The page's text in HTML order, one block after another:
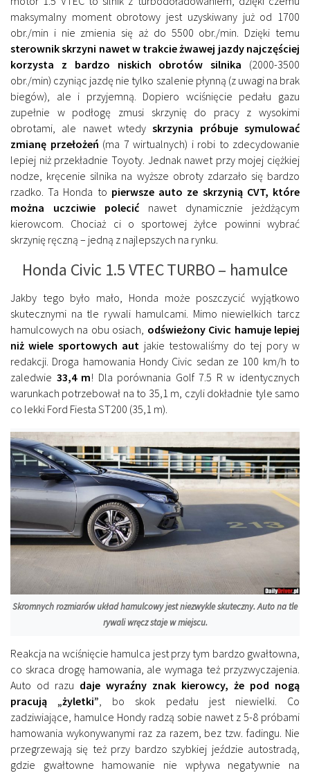
maksymalny moment obrotowy jest uzyskiwany już od 1700
obr./min i nie zmienia się aż do 5500 obr./min. Dzięki temu
sterownik skrzyni nawet w trakcie żwawej jazdy najczęściej
korzysta z bardzo niskich obrotów silnika (2000-3500
obr./min) czyniąc jazdę nie tylko szalenie płynną (z uwagi na brak
biegów), ale i przyjemną. Dopiero wciśnięcie pedału gazu
zupełnie w podłogę zmusi skrzynię do pracy z wysokimi
obrotami, ale nawet wtedy skrzynia próbuje symulować
zmianę przełożeń (ma 7 wirtualnych) i robi to zdecydowanie
lepiej niż przekładnie Toyoty. Jednak nawet przy mojej ciężkiej
nodze, kręcenie silnika na wyższe obroty zdarzało się bardzo
rzadko. Ta Honda to pierwsze auto ze skrzynią CVT, które
można uczciwie polecić nawet dynamicznie jeżdżącym
kierowcom. Chociaż ci o sportowej żyłce powinni wybrać
skrzynię ręczną – jedną z najlepszych na rynku.
Honda Civic 1.5 VTEC TURBO – hamulce
Jakby tego było mało, Honda może poszczycić wyjątkowo
skutecznymi na tle rywali hamulcami. Mimo niewielkich tarcz
hamulcowych na obu osiach, odświeżony Civic hamuje lepiej
niż wiele sportowych aut jakie testowaliśmy do tej pory w
redakcji. Droga hamowania Hondy Civic sedan ze 100 km/h to
zaledwie 33,4 m! Dla porównania Golf 7.5 R w identycznych
warunkach potrzebował na to 35,1 m, czyli dokładnie tyle samo
co lekki Ford Fiesta ST200 (35,1 m).
Skromnych rozmiarów układ hamulcowy jest niezwykle skuteczny. Auto na tle
rywali wręcz staje w miejscu.
Reakcja na wciśnięcie hamulca jest przy tym bardzo gwałtowna,
co skraca drogę hamowania, ale wymaga też przyzwyczajenia.
Auto od razu daje wyraźny znak kierowcy, że pod nogą
pracują „żyletki”, bo skok pedału jest niewielki. Co
zadziwiające, hamulce Hondy radzą sobie nawet z 5-8 próbami
hamowania wykonywanymi raz za razem, bez tzw. fadingu. Nie
przegrzewają się też przy bardzo szybkiej jeździe autostradą,
gdzie gwałtowne hamowanie nie wpływa negatywnie na